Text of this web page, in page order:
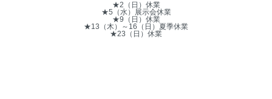
★2（日）休業
★5（水）展示会休業
★9（日）休業
★13（木）～16（日）夏季休業
★23（日）休業